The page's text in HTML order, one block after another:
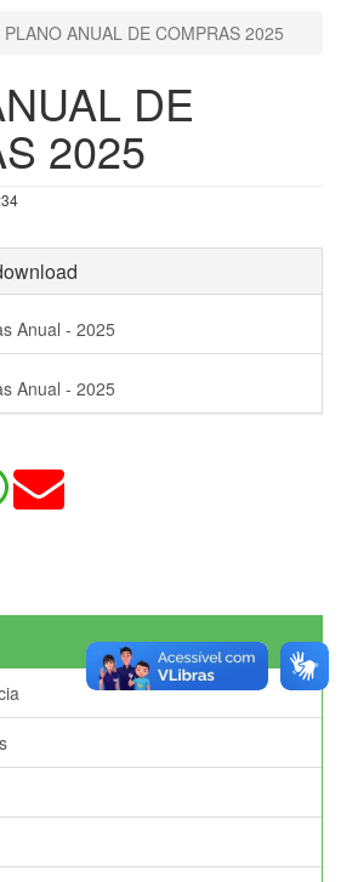
PLANO ANUAL DE COMPRAS 2025
DE
2025
Anual - 2025
Anual - 2025